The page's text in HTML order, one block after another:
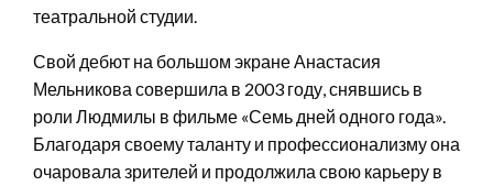
театральной студии.
Свой дебют на большом экране Анастасия
Мельникова совершила в 2003 году, снявшись в
роли Людмилы в фильме «Семь дней одного года».
Благодаря своему таланту и профессионализму она
очаровала зрителей и продолжила свою карьеру в